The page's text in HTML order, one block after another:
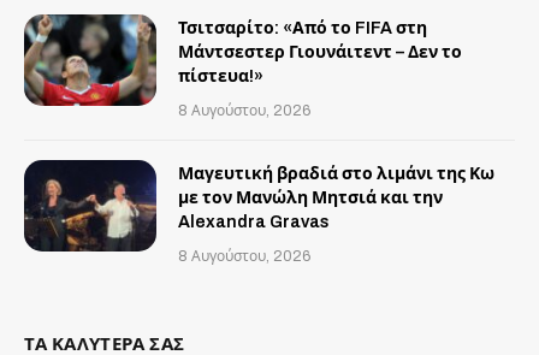
Τσιτσαρίτο: «Από το FIFA στη
Μάντσεστερ Γιουνάιτεντ – Δεν το
πίστευα!»
8 Αυγούστου, 2026
Μαγευτική βραδιά στο λιμάνι της Κω
με τον Μανώλη Μητσιά και την
Alexandra Gravas
8 Αυγούστου, 2026
ΤΑ ΚΑΛΥΤΕΡΑ ΣΑΣ